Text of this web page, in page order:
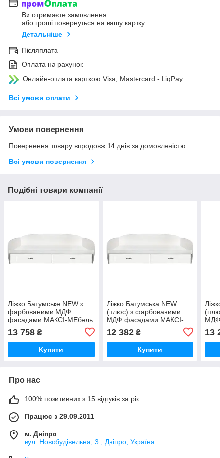
Ви отримаєте замовлення
або гроші повернуться на вашу картку
Детальніше
Післяплата
Оплата на рахунок
Онлайн-оплата карткою Visa, Mastercard - LiqPay
Всі умови оплати
Умови повернення
Повернення товару впродовж 14 днів за домовленістю
Всі умови повернення
Подібні товари компанії
Ліжко Батумське NEW з
фарбованими МДФ
фасадами МАКСІ-МЕбель
(під матрац 1600 х 1100)
Біле гладке (5103051)
13 758 ₴
Купити
Ліжко Батумська NEW
(плюс) з фарбованими
МДФ фасадами МАКСІ-
МЕбель (під матрац 1900
х 800) Біла гладка
12 382₴
Купити
МДФ
х
13
Про нас
100% позитивних з 15 відгуків за рік
Працює з 29.09.2011
м. Дніпро
вул. Новобудівельна, 3 , Дніпро, Україна